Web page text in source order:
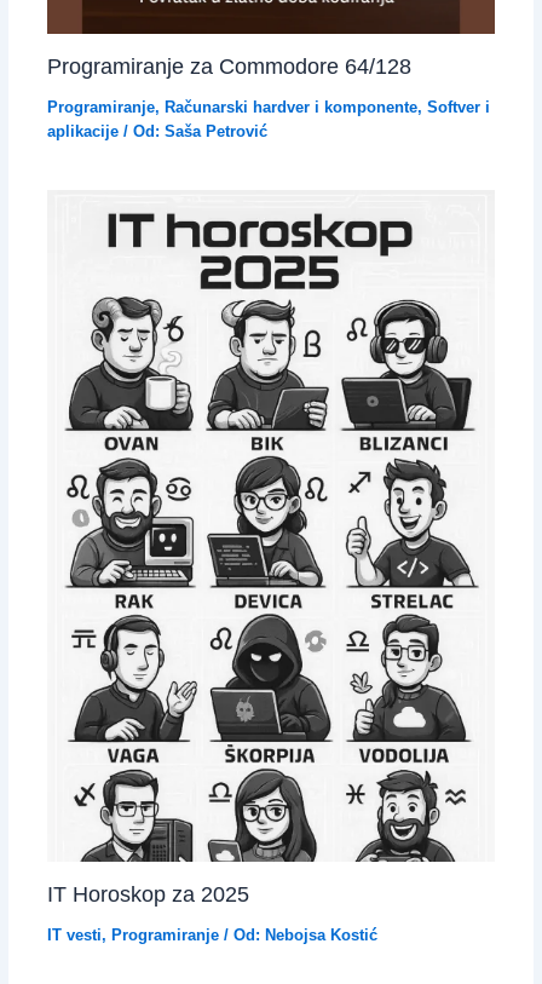
Programiranje za Commodore 64/128
Programiranje, Računarski hardver i komponente, Softver i
aplikacije/ Od: Saša Petrović
IT Horoskop za 2025
IT vesti, Programiranje/ Od: Nebojsa Kostić